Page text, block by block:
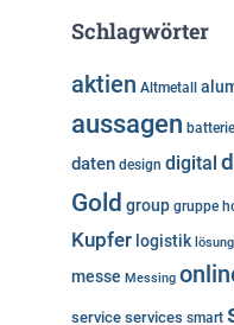
g
r
i
n
Schlagwörter
aktien Altmetall
aussagen batterie
daten design digital
Gold group gruppe
Kupfer logistik lösung
messe Messing
service services smart